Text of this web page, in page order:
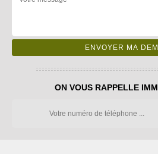
ON VOUS RAPPELLE